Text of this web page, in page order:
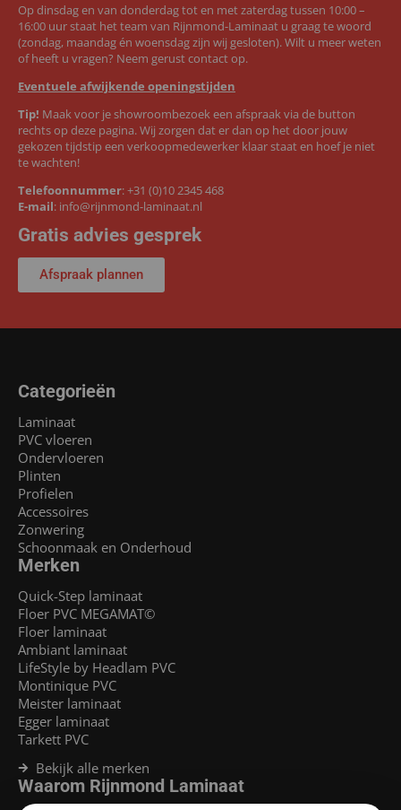
Op dinsdag en van donderdag tot en met zaterdag tussen 10:00 –
16:00 uur staat het team van Rijnmond-Laminaat u graag te woord
(zondag, maandag én woensdag zijn wij gesloten). Wilt u meer weten
of heeft u vragen? Neem gerust contact op.
Eventuele afwijkende openingstijden
Tip! Maak voor je showroombezoek een afspraak via de button
rechts op deze pagina. Wij zorgen dat er dan op het door jouw
gekozen tijdstip een verkoopmedewerker klaar staat en hoef je niet
te wachten!
Telefoonnummer:+31 (0)10 2345 468
E-mail: info@rijnmond-laminaat.nl
Gratis advies gesprek
Afspraak plannen
Categorieën
Laminaat
PVC vloeren
Ondervloeren
Plinten
Profielen
Accessoires
Zonwering
Schoonmaak en Onderhoud
Merken
Quick-Step laminaat
Floer PVC MEGAMAT©
Floer laminaat
Ambiant laminaat
LifeStyle by Headlam PVC
Montinique PVC
Meister laminaat
Egger laminaat
Tarkett PVC
Bekijk alle merken
Waarom Rijnmond Laminaat